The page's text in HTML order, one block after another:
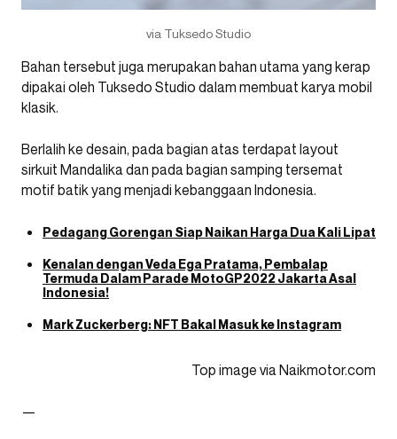
via Tuksedo Studio
Bahan tersebut juga merupakan bahan utama yang kerap
dipakai oleh Tuksedo Studio dalam membuat karya mobil
klasik.
Berlalih ke desain, pada bagian atas terdapat layout
sirkuit Mandalika dan pada bagian samping tersemat
motif batik yang menjadi kebanggaan Indonesia.
Pedagang Gorengan Siap Naikan Harga Dua Kali Lipat
Kenalan dengan Veda Ega Pratama, Pembalap
Termuda Dalam Parade MotoGP2022 Jakarta Asal
Indonesia!
Mark Zuckerberg: NFT Bakal Masuk ke Instagram
Top image via Naikmotor.com
—